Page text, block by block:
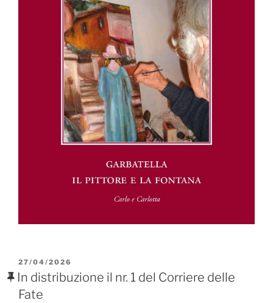
PUBBLICATO
IL
27/04/2026
In distribuzione il nr. 1 del Corriere delle
Fate